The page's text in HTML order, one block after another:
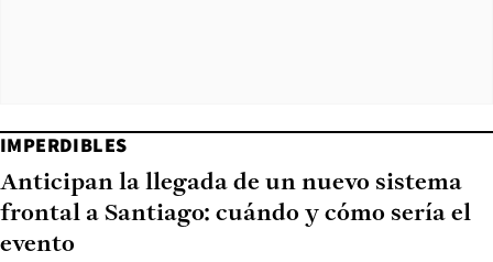
IMPERDIBLES
Anticipan la llegada de un nuevo sistema
frontal a Santiago: cuándo y cómo sería el
evento